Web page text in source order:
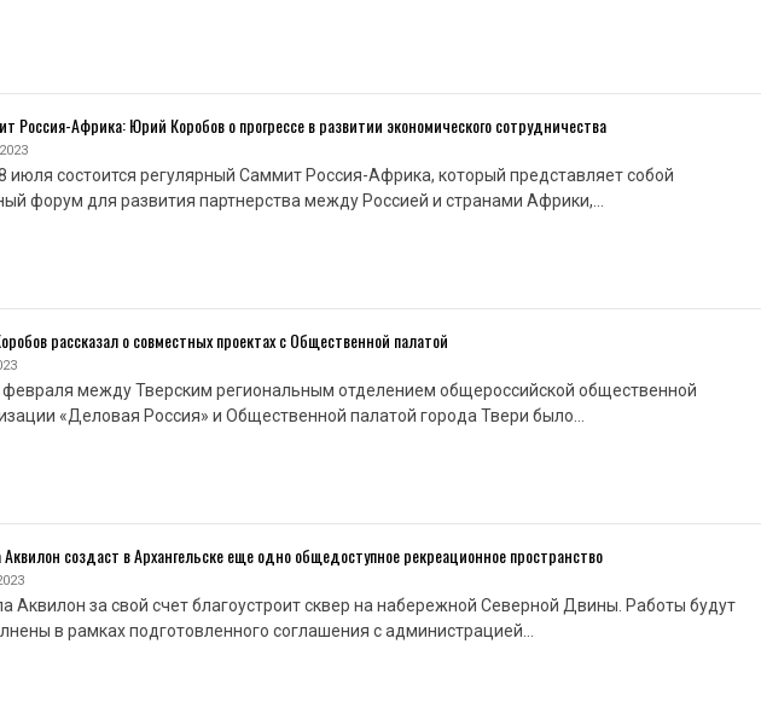
Россия-Африка: Юрий Коробов о прогрессе в развитии экономического сотрудничества
июля состоится регулярный Саммит Россия-Африка, который представляет собой
форум для развития партнерства между Россией и странами Африки,…
рассказал о совместных проектах с Общественной палатой
между Тверским региональным отделением общероссийской общественной
«Деловая Россия» и Общественной палатой города Твери было…
Аквилон создаст в Архангельске еще одно общедоступное рекреационное пространство
Аквилон за свой счет благоустроит сквер на набережной Северной Двины. Работы будут
в рамках подготовленного соглашения с администрацией…